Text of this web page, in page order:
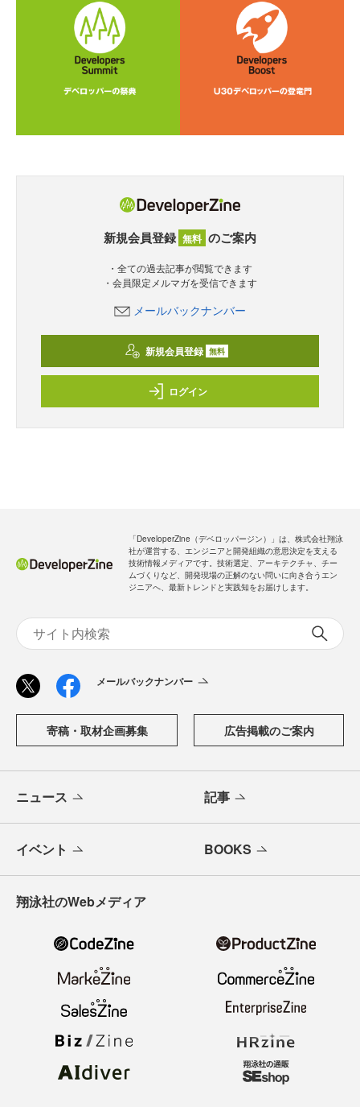
新規会員登録 無料 のご案内
・全ての過去記事が閲覧できます
・会員限定メルマガを受信できます
メールバックナンバー
新規会員登録 無料
ログイン
「DeveloperZine（デベロッパージン）」は、株式会社翔泳
社が運営する、エンジニアと開発組織の意思決定を支える
技術情報メディアです。技術選定、アーキテクチャ、チー
ムづくりなど、開発現場の正解のない問いに向き合うエン
ジニアへ、最新トレンドと実践知をお届けします。
メールバックナンバー
寄稿・取材企画募集 広告掲載のご案内
ニュース 記事
イベント BOOKS
翔泳社のWebメディア